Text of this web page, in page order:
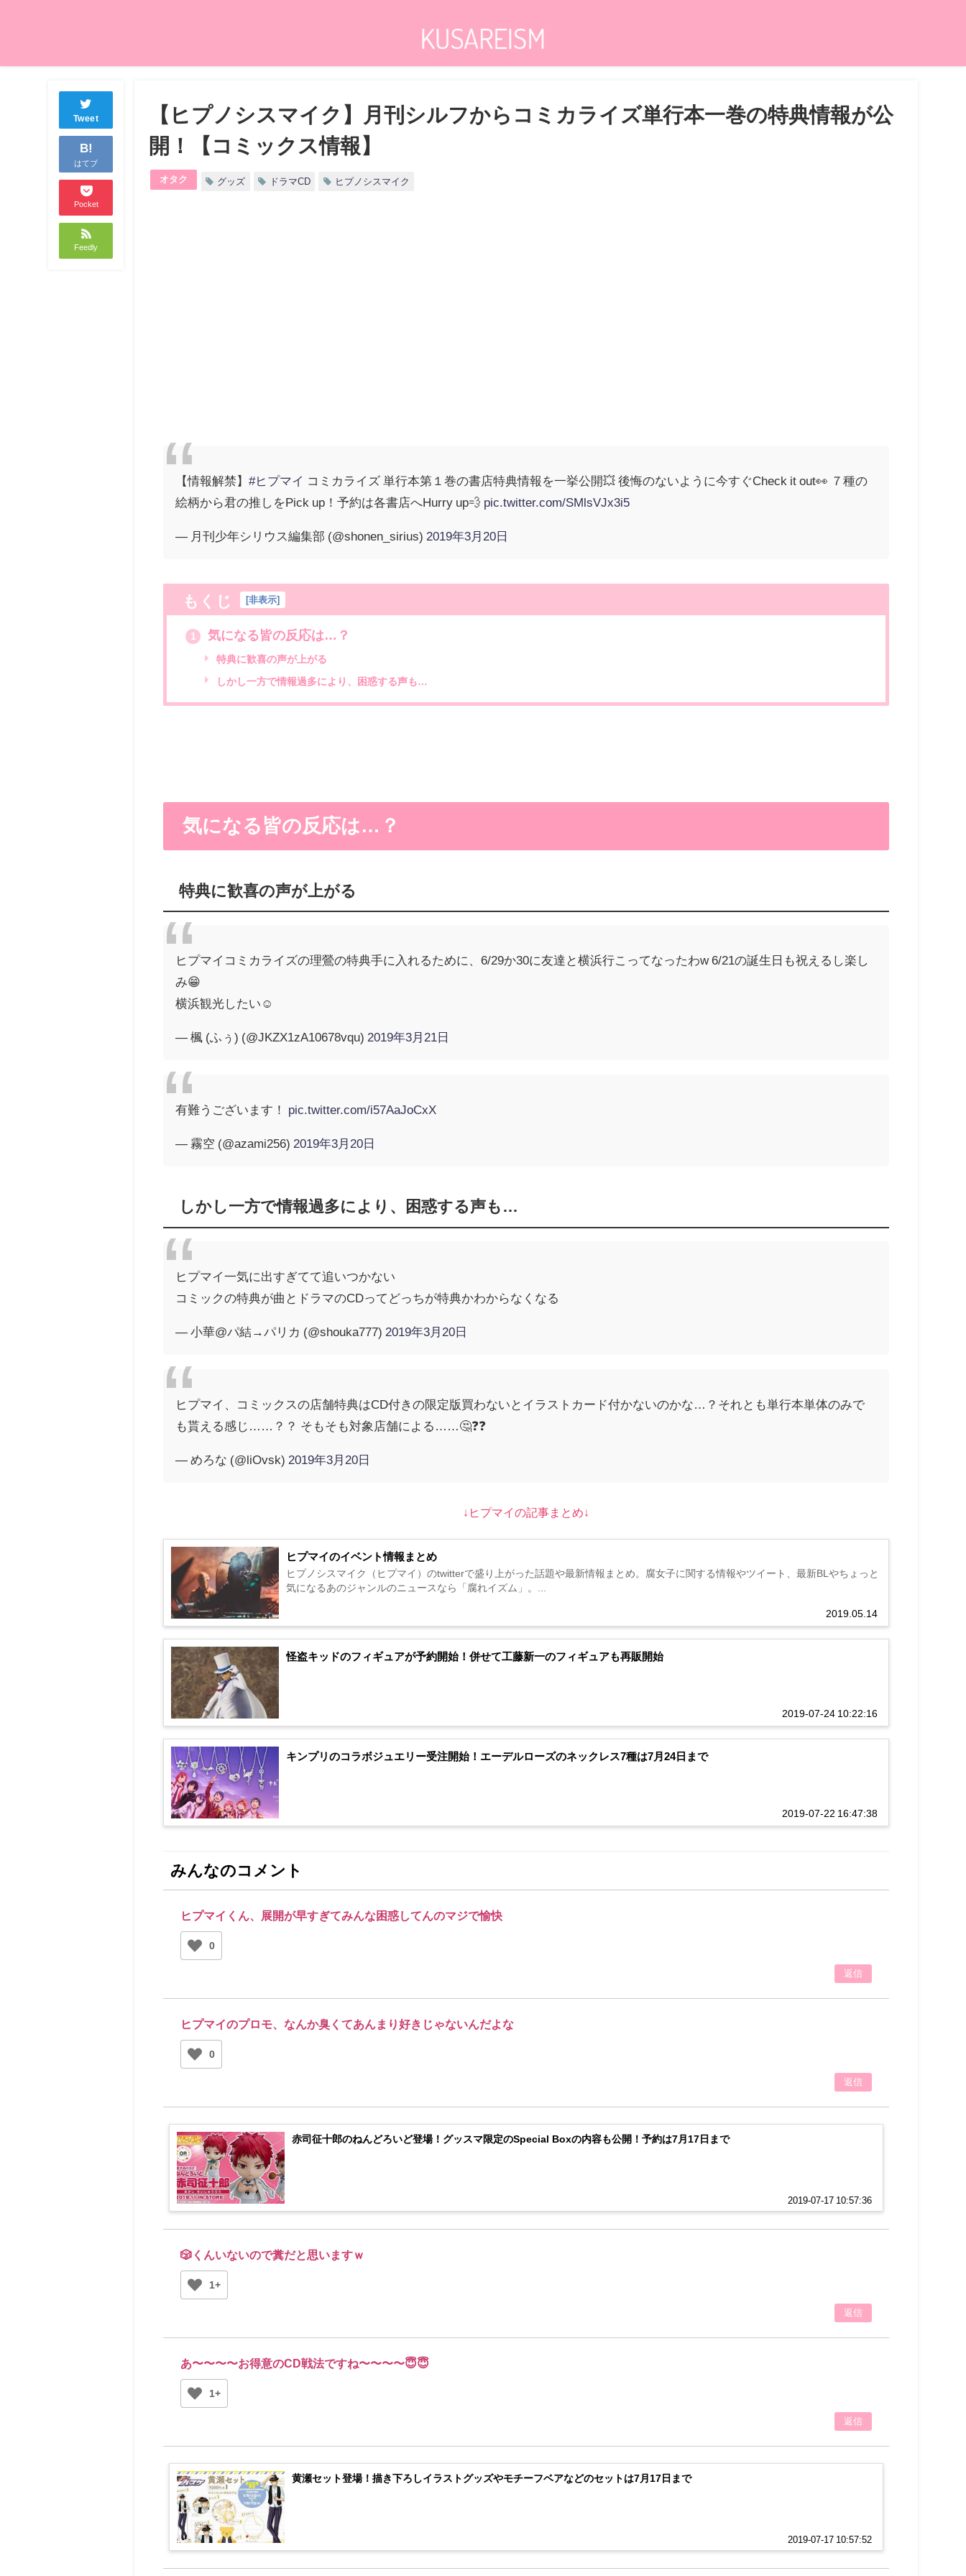
Tweet
B!
はてブ
Pocket
Feedly
【ヒプノシスマイク】月刊シルフからコミカライズ単行本一巻の特典情報が公
開！【コミックス情報】
オタク グッズ ドラマCD ヒプノシスマイク
【情報解禁】#ヒプマイ コミカライズ 単行本第１巻の書店特典情報を一挙公開💥 後悔のないように今すぐCheck it out👀 ７種の
絵柄から君の推しをPick up！予約は各書店へHurry up💨 pic.twitter.com/SMlsVJx3i5
— 月刊少年シリウス編集部 (@shonen_sirius) 2019年3月20日
もくじ [非表示]
1 気になる皆の反応は…？
特典に歓喜の声が上がる
しかし一方で情報過多により、困惑する声も…
気になる皆の反応は…？
特典に歓喜の声が上がる
ヒプマイコミカライズの理鶯の特典手に入れるために、6/29か30に友達と横浜行こってなったわw 6/21の誕生日も祝えるし楽し
み😁
横浜観光したい☺️
— 楓 (ふぅ) (@JKZX1zA10678vqu) 2019年3月21日
有難うございます！ pic.twitter.com/i57AaJoCxX
— 霧空 (@azami256) 2019年3月20日
しかし一方で情報過多により、困惑する声も…
ヒプマイ一気に出すぎてて追いつかない
コミックの特典が曲とドラマのCDってどっちが特典かわからなくなる
— 小華@パ結→パリカ (@shouka777) 2019年3月20日
ヒプマイ、コミックスの店舗特典はCD付きの限定版買わないとイラストカード付かないのかな…？それとも単行本単体のみで
も貰える感じ……？？ そもそも対象店舗による……🤔❓❓
— めろな (@liOvsk) 2019年3月20日
↓ヒプマイの記事まとめ↓
ヒプマイのイベント情報まとめ
2019.05.14
ヒプノシスマイク（ヒプマイ）のtwitterで盛り上がった話題や最新情報まとめ。腐女子に関する情報やツイート、最新BLやちょっと
気になるあのジャンルのニュースなら「腐れイズム」。...
怪盗キッドのフィギュアが予約開始！併せて工藤新一のフィギュアも再販開始
2019-07-24 10:22:16
キンプリのコラボジュエリー受注開始！エーデルローズのネックレス7種は7月24日まで
2019-07-22 16:47:38
みんなのコメント
ヒプマイくん、展開が早すぎてみんな困惑してんのマジで愉快
0
返信
ヒプマイのプロモ、なんか臭くてあんまり好きじゃないんだよな
0
返信
赤司征十郎のねんどろいど登場！グッスマ限定のSpecial Boxの内容も公開！予約は7月17日まで
2019-07-17 10:57:36
🎲くんいないので糞だと思いますｗ
1+
返信
あ〜〜〜〜お得意のCD戦法ですね〜〜〜〜😇😇
1+
返信
黄瀬セット登場！描き下ろしイラストグッズやモチーフベアなどのセットは7月17日まで
2019-07-17 10:57:52